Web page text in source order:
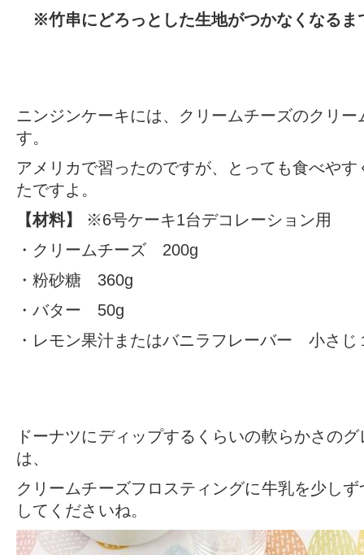
※竹串にどろっとした生地がつかなくなるま
ニンジンケーキには、クリームチーズのクリ
す。
アメリカで習ったのですが、とっても食べや
たですよ。
【材料】
※6号ケーキ1台デコレーション用
・クリームチーズ 200g
・粉砂糖 360g
・バター 50g
・レモン果汁またはバニラフレーバー 小さじ
ドーナツにディップするくらいの軟らかさの
は、
クリームチーズフロスティングに牛乳を少し
してくださいね。